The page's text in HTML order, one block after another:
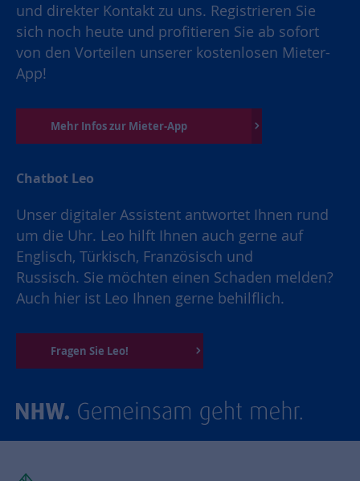
und direkter Kontakt zu uns. Registrieren Sie
sich noch heute und profitieren Sie ab sofort
von den Vorteilen unserer kostenlosen Mieter-
App!
Mehr Infos zur Mieter-App
Chatbot Leo
Unser digitaler Assistent antwortet Ihnen rund
um die Uhr. Leo hilft Ihnen auch gerne auf
Englisch, Türkisch, Französisch und
Russisch. Sie möchten einen Schaden melden?
Auch hier ist Leo Ihnen gerne behilflich.
Fragen Sie Leo!